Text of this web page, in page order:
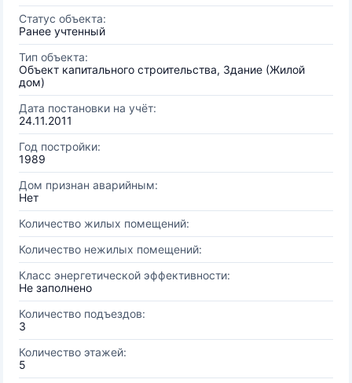
Статус объекта:
Ранее учтенный
Тип объекта:
Объект капитального строительства, Здание (Жилой
дом)
Дата постановки на учёт:
24.11.2011
Год постройки:
1989
Дом признан аварийным:
Нет
Количество жилых помещений:
Количество нежилых помещений:
Класс энергетической эффективности:
Не заполнено
Количество подъездов:
3
Количество этажей:
5